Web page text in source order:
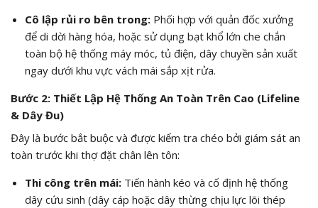
Cô lập rủi ro bên trong:Phối hợp với quản đốc xưởng
để di dời hàng hóa, hoặc sử dụng bạt khổ lớn che chắn
toàn bộ hệ thống máy móc, tủ điện, dây chuyền sản xuất
ngay dưới khu vực vách mái sắp xịt rửa.
Bước 2: Thiết Lập Hệ Thống An Toàn Trên Cao (Lifeline
& Dây Đu)
Đây là bước bắt buộc và được kiểm tra chéo bởi giám sát an
toàn trước khi thợ đặt chân lên tôn:
Thi công trên mái:Tiến hành kéo và cố định hệ thống
dây cứu sinh (dây cáp hoặc dây thừng chịu lực lõi thép